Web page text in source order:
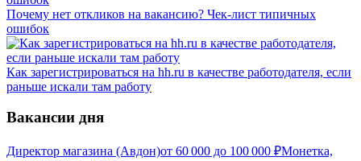
Почему нет откликов на вакансию? Чек-лист типичных
ошибок
Как зарегистрироваться на hh.ru в качестве работодателя, если
раньше искали там работу
Вакансии дня
Директор магазина (Авдон)от 60 000 до 100 000 ₽Монетка,